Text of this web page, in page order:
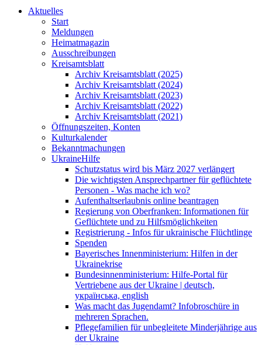
Aktuelles
Start
Meldungen
Heimatmagazin
Ausschreibungen
Kreisamtsblatt
Archiv Kreisamtsblatt (2025)
Archiv Kreisamtsblatt (2024)
Archiv Kreisamtsblatt (2023)
Archiv Kreisamtsblatt (2022)
Archiv Kreisamtsblatt (2021)
Öffnungszeiten, Konten
Kulturkalender
Bekanntmachungen
UkraineHilfe
Schutzstatus wird bis März 2027 verlängert
Die wichtigsten Ansprechpartner für geflüchtete
Personen - Was mache ich wo?
Aufenthaltserlaubnis online beantragen
Regierung von Oberfranken: Informationen für
Geflüchtete und zu Hilfsmöglichkeiten
Registrierung - Infos für ukrainische Flüchtlinge
Spenden
Bayerisches Innenministerium: Hilfen in der
Ukrainekrise
Bundesinnenministerium: Hilfe-Portal für
Vertriebene aus der Ukraine | deutsch,
українська, english
Was macht das Jugendamt? Infobroschüre in
mehreren Sprachen.
Pflegefamilien für unbegleitete Minderjährige aus
der Ukraine